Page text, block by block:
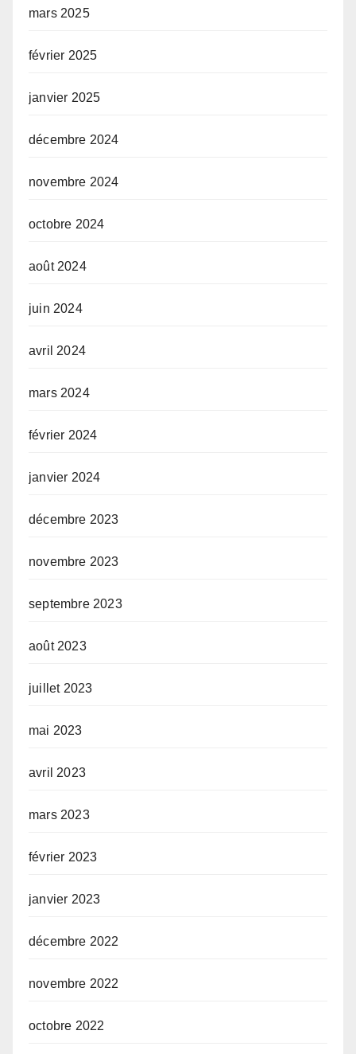
mars 2025
février 2025
janvier 2025
décembre 2024
novembre 2024
octobre 2024
août 2024
juin 2024
avril 2024
mars 2024
février 2024
janvier 2024
décembre 2023
novembre 2023
septembre 2023
août 2023
juillet 2023
mai 2023
avril 2023
mars 2023
février 2023
janvier 2023
décembre 2022
novembre 2022
octobre 2022